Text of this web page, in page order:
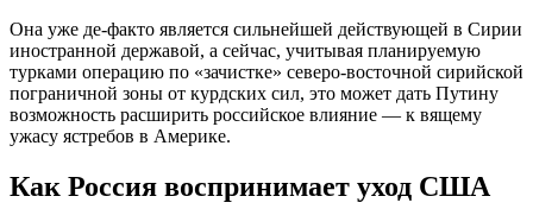
Она уже де-факто является сильнейшей действующей в Сирии
иностранной державой, а сейчас, учитывая планируемую
турками операцию по «зачистке» северо-восточной сирийской
пограничной зоны от курдских сил, это может дать Путину
возможность расширить российское влияние — к вящему
ужасу ястребов в Америке.
Как Россия воспринимает уход США